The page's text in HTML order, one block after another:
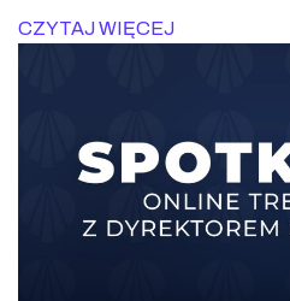
CZYTAJ WIĘCEJ